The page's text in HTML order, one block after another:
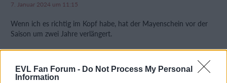
EVL Fan Forum - Do Not Process My Personal
Information
7. Januar 2024 um 11:15
Wenn ich es richtig im Kopf habe, hat der Mayenschein vor der
Saison um zwei Jahre verlängert.